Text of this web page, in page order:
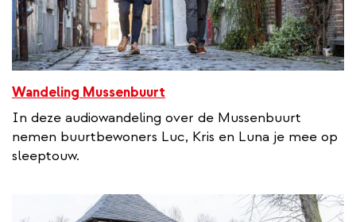
Wandeling Mussenbuurt
In deze audiowandeling over de Mussenbuurt
nemen buurtbewoners Luc, Kris en Luna je mee op
sleeptouw.